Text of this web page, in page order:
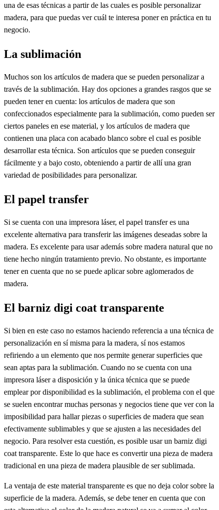
una de esas técnicas a partir de las cuales es posible personalizar
madera, para que puedas ver cuál te interesa poner en práctica en tu
negocio.
La sublimación
Muchos son los artículos de madera que se pueden personalizar a
través de la sublimación. Hay dos opciones a grandes rasgos que se
pueden tener en cuenta: los artículos de madera que son
confeccionados especialmente para la sublimación, como pueden ser
ciertos paneles en ese material, y los artículos de madera que
contienen una placa con acabado blanco sobre el cual es posible
desarrollar esta técnica. Son artículos que se pueden conseguir
fácilmente y a bajo costo, obteniendo a partir de allí una gran
variedad de posibilidades para personalizar.
El papel transfer
Si se cuenta con una impresora láser, el papel transfer es una
excelente alternativa para transferir las imágenes deseadas sobre la
madera. Es excelente para usar además sobre madera natural que no
tiene hecho ningún tratamiento previo. No obstante, es importante
tener en cuenta que no se puede aplicar sobre aglomerados de
madera.
El barniz digi coat transparente
Si bien en este caso no estamos haciendo referencia a una técnica de
personalización en sí misma para la madera, sí nos estamos
refiriendo a un elemento que nos permite generar superficies que
sean aptas para la sublimación. Cuando no se cuenta con una
impresora láser a disposición y la única técnica que se puede
emplear por disponibilidad es la sublimación, el problema con el que
se suelen encontrar muchas personas y negocios tiene que ver con la
imposibilidad para hallar piezas o superficies de madera que sean
efectivamente sublimables y que se ajusten a las necesidades del
negocio. Para resolver esta cuestión, es posible usar un barniz digi
coat transparente. Este lo que hace es convertir una pieza de madera
tradicional en una pieza de madera plausible de ser sublimada.
La ventaja de este material transparente es que no deja color sobre la
superficie de la madera. Además, se debe tener en cuenta que con